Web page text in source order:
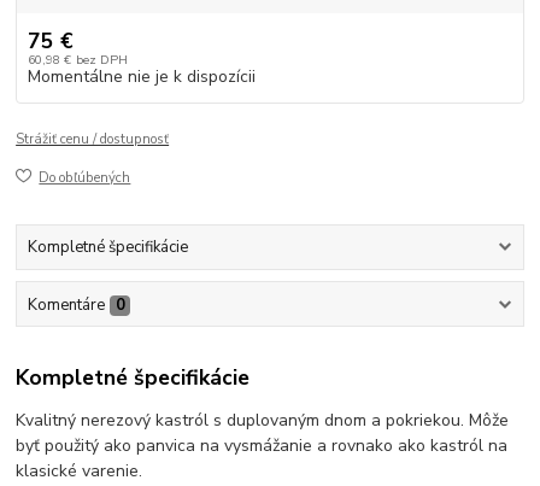
75 €
60,98 € bez DPH
Momentálne nie je k dispozícii
Strážiť cenu / dostupnosť
Do obľúbených
Kompletné špecifikácie
Komentáre 0
Kompletné špecifikácie
Kvalitný nerezový kastról s duplovaným dnom a pokriekou. Môže
byť použitý ako panvica na vysmážanie a rovnako ako kastról na
klasické varenie.